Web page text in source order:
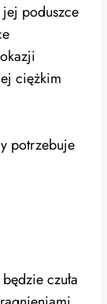
jej poduszce
ciężkim
potrzebuje
czuła